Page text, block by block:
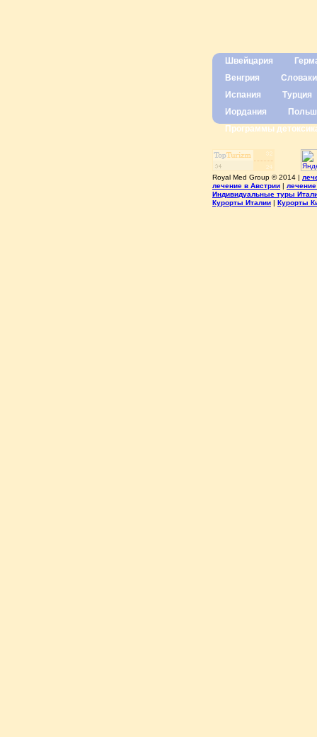
Швейцария
Венгрия
Испания
Турция
Иордания
Программы
Royal Med Group © 2014 |
лечение в Австрии |
Индивидуальные туры
Курорты Италии | Курорты